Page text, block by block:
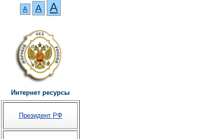
А А А
Интернет ресурсы
Президент РФ